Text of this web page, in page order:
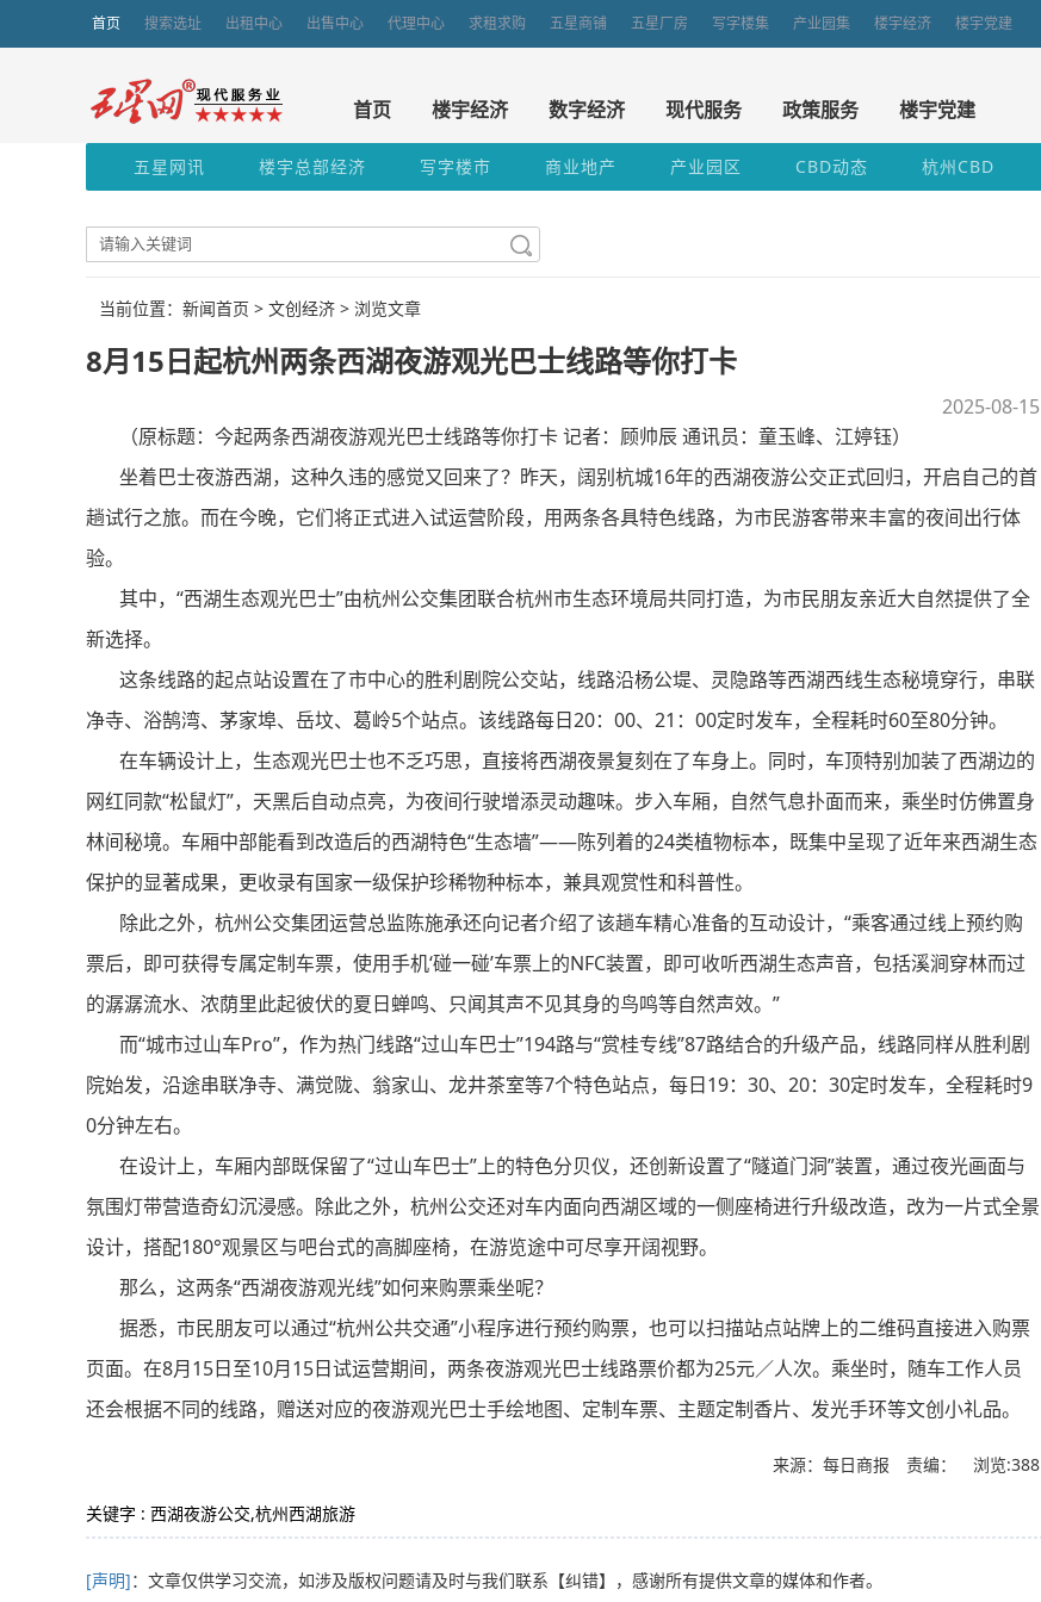
首页 搜索选址 出租中心 出售中心 代理中心 求租求购 五星商铺 五星厂房 写字楼集 产业园集 楼宇经济 楼宇党建
首页 楼宇经济 数字经济 现代服务 政策服务 楼宇党建
五星网讯 楼宇总部经济 写字楼市 商业地产 产业园区 CBD动态 杭州CBD
当前位置：新闻首页 > 文创经济 > 浏览文章
8月15日起杭州两条西湖夜游观光巴士线路等你打卡
2025-08-15
（原标题：今起两条西湖夜游观光巴士线路等你打卡 记者：顾帅辰 通讯员：童玉峰、江婷钰）
坐着巴士夜游西湖，这种久违的感觉又回来了？昨天，阔别杭城16年的西湖夜游公交正式回归，开启自己的首
趟试行之旅。而在今晚，它们将正式进入试运营阶段，用两条各具特色线路，为市民游客带来丰富的夜间出行体
验。
其中，“西湖生态观光巴士”由杭州公交集团联合杭州市生态环境局共同打造，为市民朋友亲近大自然提供了全
新选择。
这条线路的起点站设置在了市中心的胜利剧院公交站，线路沿杨公堤、灵隐路等西湖西线生态秘境穿行，串联
净寺、浴鹄湾、茅家埠、岳坟、葛岭5个站点。该线路每日20：00、21：00定时发车，全程耗时60至80分钟。
在车辆设计上，生态观光巴士也不乏巧思，直接将西湖夜景复刻在了车身上。同时，车顶特别加装了西湖边的
网红同款“松鼠灯”，天黑后自动点亮，为夜间行驶增添灵动趣味。步入车厢，自然气息扑面而来，乘坐时仿佛置身
林间秘境。车厢中部能看到改造后的西湖特色“生态墙”——陈列着的24类植物标本，既集中呈现了近年来西湖生态
保护的显著成果，更收录有国家一级保护珍稀物种标本，兼具观赏性和科普性。
除此之外，杭州公交集团运营总监陈施承还向记者介绍了该趟车精心准备的互动设计，“乘客通过线上预约购
票后，即可获得专属定制车票，使用手机‘碰一碰’车票上的NFC装置，即可收听西湖生态声音，包括溪涧穿林而过
的潺潺流水、浓荫里此起彼伏的夏日蝉鸣、只闻其声不见其身的鸟鸣等自然声效。”
而“城市过山车Pro”，作为热门线路“过山车巴士”194路与“赏桂专线”87路结合的升级产品，线路同样从胜利剧
院始发，沿途串联净寺、满觉陇、翁家山、龙井茶室等7个特色站点，每日19：30、20：30定时发车，全程耗时9
0分钟左右。
在设计上，车厢内部既保留了“过山车巴士”上的特色分贝仪，还创新设置了“隧道门洞”装置，通过夜光画面与
氛围灯带营造奇幻沉浸感。除此之外，杭州公交还对车内面向西湖区域的一侧座椅进行升级改造，改为一片式全景
设计，搭配180°观景区与吧台式的高脚座椅，在游览途中可尽享开阔视野。
那么，这两条“西湖夜游观光线”如何来购票乘坐呢？
据悉，市民朋友可以通过“杭州公共交通”小程序进行预约购票，也可以扫描站点站牌上的二维码直接进入购票
页面。在8月15日至10月15日试运营期间，两条夜游观光巴士线路票价都为25元／人次。乘坐时，随车工作人员
还会根据不同的线路，赠送对应的夜游观光巴士手绘地图、定制车票、主题定制香片、发光手环等文创小礼品。
来源：每日商报 责编： 浏览:388
关键字 : 西湖夜游公交,杭州西湖旅游
[声明]：文章仅供学习交流，如涉及版权问题请及时与我们联系 【纠错】 ，感谢所有提供文章的媒体和作者。